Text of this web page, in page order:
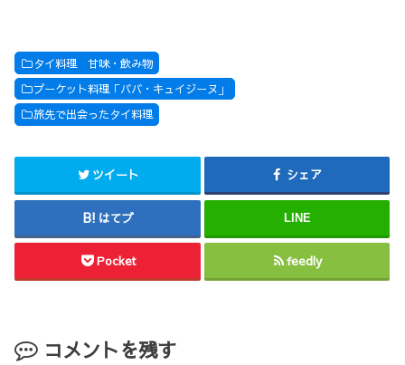
タイ料理 甘味・飲み物
プーケット料理「ババ・キュイジーヌ」
旅先で出会ったタイ料理
ツイート シェア
はてブ LINE
Pocket feedly
コメントを残す